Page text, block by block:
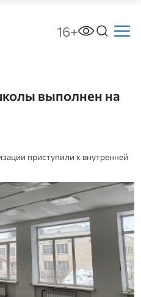
16+
выполнен на
приступили к внутренней